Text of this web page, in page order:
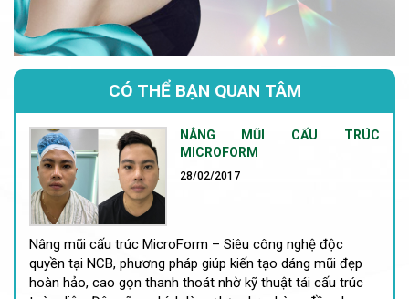
CÓ THỂ BẠN QUAN TÂM
NÂNG MŨI CẤU TRÚC
MICROFORM
28/02/2017
Nâng mũi cấu trúc MicroForm – Siêu công nghệ độc
quyền tại NCB, phương pháp giúp kiến tạo dáng mũi đẹp
hoàn hảo, cao gọn thanh thoát nhờ kỹ thuật tái cấu trúc